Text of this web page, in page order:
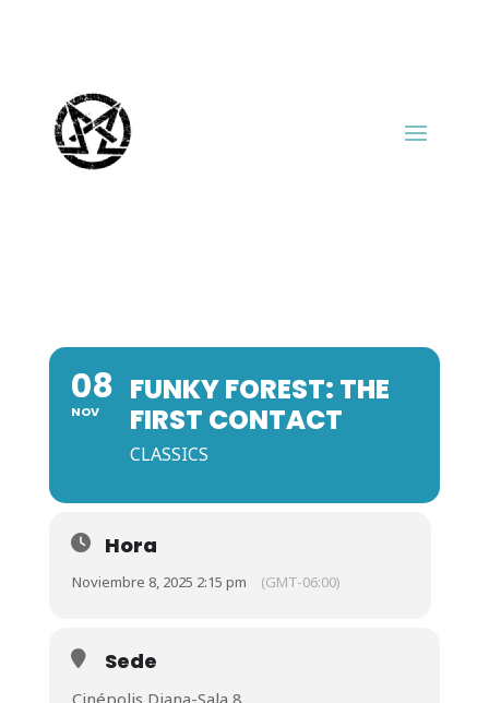
08
NOV
FUNKY FOREST: THE
FIRST CONTACT
CLASSICS
Hora
Noviembre 8, 2025 2:15 pm (GMT-06:00)
Sede
Cinépolis Diana-Sala 8